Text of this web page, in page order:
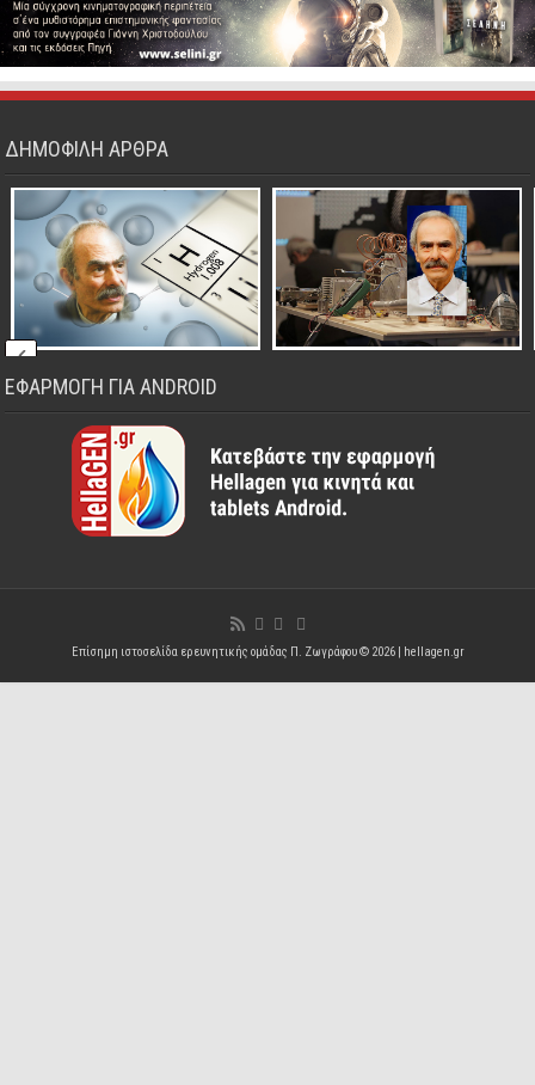
ΔΗΜΟΦΙΛΗ ΑΡΘΡΑ
ΕΦΑΡΜΟΓΗ ΓΙΑ ANDROID
Επίσημη ιστοσελίδα ερευνητικής ομάδας Π. Ζωγράφου © 2026 | hellagen.gr